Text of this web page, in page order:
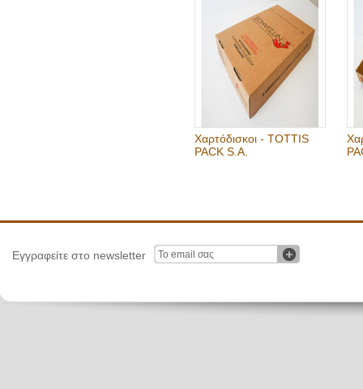
Χαρτόδισκοι - TOTTIS
PACK S.A.
Εγγραφείτε στο newsletter